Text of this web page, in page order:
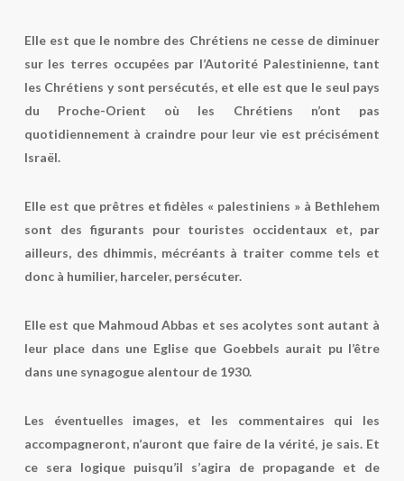
Elle est que le nombre des Chrétiens ne cesse de diminuer
sur les terres occupées par l’Autorité Palestinienne, tant
les Chrétiens y sont persécutés, et elle est que le seul pays
du Proche-Orient où les Chrétiens n’ont pas
quotidiennement à craindre pour leur vie est précisément
Israël.
Elle est que prêtres et fidèles « palestiniens » à Bethlehem
sont des figurants pour touristes occidentaux et, par
ailleurs, des dhimmis, mécréants à traiter comme tels et
donc à humilier, harceler, persécuter.
Elle est que Mahmoud Abbas et ses acolytes sont autant à
leur place dans une Eglise que Goebbels aurait pu l’être
dans une synagogue alentour de 1930.
Les éventuelles images, et les commentaires qui les
accompagneront, n’auront que faire de la vérité, je sais. Et
ce sera logique puisqu’il s’agira de propagande et de